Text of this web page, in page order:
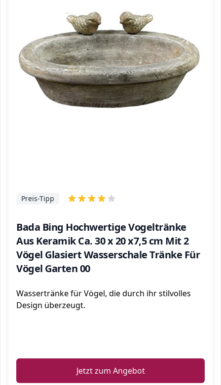
Bada Bing Hochwertige Vogeltränke
Aus Keramik Ca. 30 x 20 x7,5 cm Mit 2
Vögel Glasiert Wasserschale Tränke Für
Vögel Garten 00
Preis-Tipp
Wassertränke für Vögel, die durch ihr stilvolles
Design überzeugt.
Jetzt zum Angebot